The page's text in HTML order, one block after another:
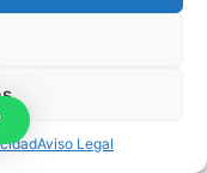
Aviso Legal